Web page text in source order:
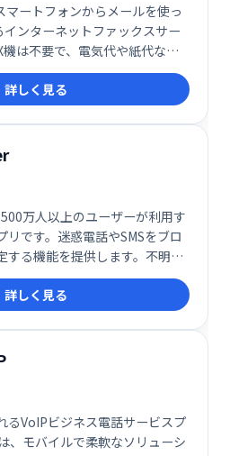
マートフォンからメールを使っ
インターネットファックスサー
機は不要で、電気代や紙代など
削減できます。使い方は簡単
を利用可能です。メールの
いつでもどこでもFAX業務を効
詳しく見る
万人以上のユーザーが利用す
リです。迷惑電話やSMSをブロ
する機能を提供します。不明な
ィルタリングにも対応し、安全
現します。Apple Storeと
ンロード可能です。
詳しく見る
るVoIPビジネス電話サービスプ
、モバイルで柔軟なソリューシ